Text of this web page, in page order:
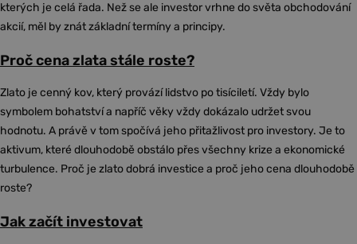
kterých je celá řada. Než se ale investor vrhne do světa obchodování
akcií, měl by znát základní termíny a principy.
Proč cena zlata stále roste?
Zlato je cenný kov, který provází lidstvo po tisíciletí. Vždy bylo
symbolem bohatství a napříč věky vždy dokázalo udržet svou
hodnotu. A právě v tom spočívá jeho přitažlivost pro investory. Je to
aktivum, které dlouhodobě obstálo přes všechny krize a ekonomické
turbulence. Proč je zlato dobrá investice a proč jeho cena dlouhodobě
roste?
Jak začít investovat